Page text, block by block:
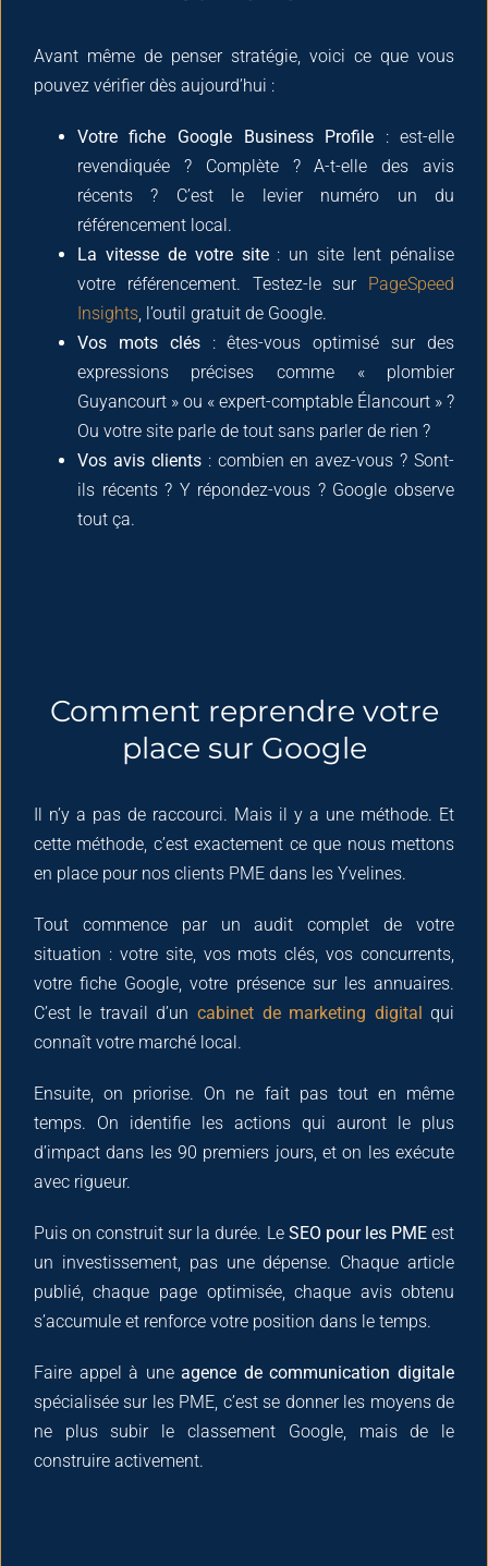
Avant même de penser stratégie, voici ce que vous
pouvez vérifier dès aujourd’hui :
Votre fiche Google Business Profile : est-elle
revendiquée ? Complète ? A-t-elle des avis
récents ? C’est le levier numéro un du
référencement local.
La vitesse de votre site: un site lent pénalise
votre référencement. Testez-le sur
PageSpeed
Insights, l’outil gratuit de Google.
Vos mots clés: êtes-vous optimisé sur des
expressions précises comme « plombier
Guyancourt » ou « expert-comptable Élancourt » ?
Ou votre site parle de tout sans parler de rien ?
Vos avis clients: combien en avez-vous ? Sont-
ils récents ? Y répondez-vous ? Google observe
tout ça.
Comment reprendre votre
place sur Google
Il n’y a pas de raccourci. Mais il y a une méthode. Et
cette méthode, c’est exactement ce que nous mettons
en place pour nos clients PME dans les Yvelines.
Tout commence par un audit complet de votre
situation : votre site, vos mots clés, vos concurrents,
votre fiche Google, votre présence sur les annuaires.
C’est le travail d’un cabinet de marketing digital
qui
connaît votre marché local.
Ensuite, on priorise. On ne fait pas tout en même
temps. On identifie les actions qui auront le plus
d’impact dans les 90 premiers jours, et on les exécute
avec rigueur.
Puis on construit sur la durée. Le SEO pour les PMEest
un investissement, pas une dépense. Chaque article
publié, chaque page optimisée, chaque avis obtenu
s’accumule et renforce votre position dans le temps.
Faire appel à uneagence de communication digitale
spécialisée sur les PME, c’est se donner les moyens de
ne plus subir le classement Google, mais de le
construire activement.